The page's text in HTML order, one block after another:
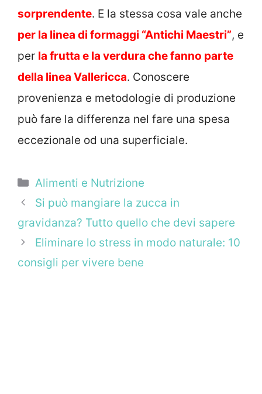
sorprendente. E la stessa cosa vale anche
per la linea di formaggi “Antichi Maestri”, e
per la frutta e la verdura che fanno parte
della linea Vallericca. Conoscere
provenienza e metodologie di produzione
può fare la differenza nel fare una spesa
eccezionale od una superficiale.
Categorie
Alimenti e Nutrizione
Si può mangiare la zucca in
gravidanza? Tutto quello che devi sapere
Eliminare lo stress in modo naturale: 10
consigli per vivere bene